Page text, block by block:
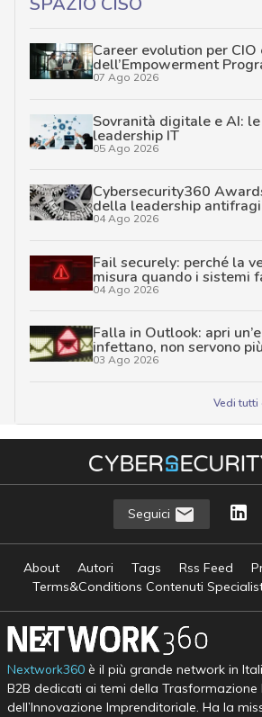
Career evolution per CIO
dell’Empowerment
07 Ago 2026
Sovranità digitale e AI:
leadership IT
05 Ago 2026
Cybersecurity360
della leadership
04 Ago 2026
Fail securely: perché la
misura quando i sistemi
04 Ago 2026
Falla in Outlook: apri
infettano, non servono
03 Ago 2026
Vedi
Seguici
About Autori Tags Rss Feed
Terms&Conditions Contenuti
Nextwork360è il più grande network in
B2B dedicati ai temi della Trasformazione
dell’Innovazione Imprenditoriale. Ha la